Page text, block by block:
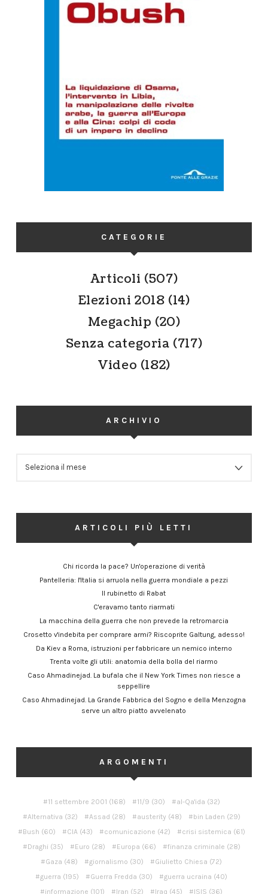
CATEGORIE
Articoli (507)
Elezioni 2018 (14)
Megachip (20)
Senza categoria (717)
Video (182)
ARCHIVIO
ARTICOLI PIÙ LETTI
Chi ricorda la pace? Un'operazione di verità
Pantelleria: l'Italia si arruola nella guerra mondiale a pezzi
Il rubinetto di Rabat
C'eravamo tanto riarmati
La macchina della guerra che non prevede la retromarcia
Crosetto v'indebita per comprare armi? Riscoprite Galtung, adesso!
Da Kiev a Roma, istruzioni per fabbricare un nemico interno
Trenta volte gli utili: anatomia della bolla del riarmo
Caso Ahmadinejad. La bufala che il New York Times non riesce a
seppellire
Caso Ahmadinejad. La Grande Fabbrica del Sogno e della Menzogna
serve un altro piatto avvelenato
ARGOMENTI
11 settembre 2001 (168) 11/9 (30) al-Qa'ida (32)
Alternativa (32) Assad (28) austerity (48) bin Laden (29)
Bush (60) CIA(43) comunicazione (42) crisi sistemica (61)
Draghi (35) Euro (28) Europa (66) finanza criminale (28)
Gaza (48) giornalismo (30) Giulietto Chiesa (72)
guerra (195) Guerra Fredda (30) guerra ucraina (40)
informazione (101) Iran (52) Iraq (45) ISIS (36)